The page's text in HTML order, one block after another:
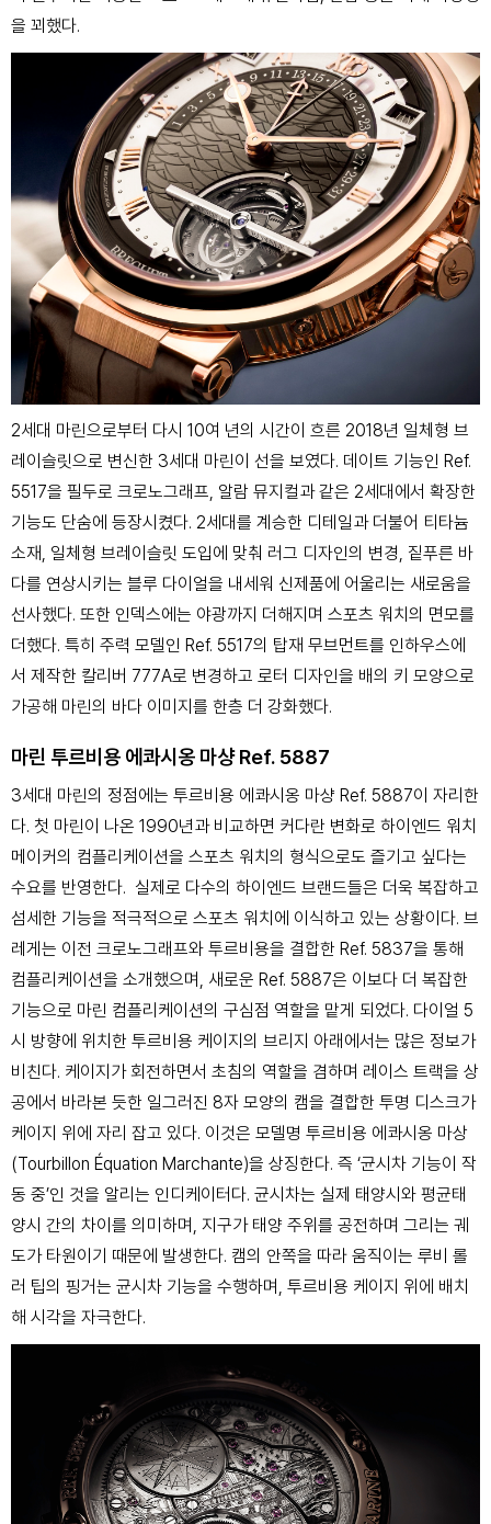
을 꾀했다.
2세대 마린으로부터 다시 10여 년의 시간이 흐른 2018년 일체형 브
레이슬릿으로 변신한 3세대 마린이 선을 보였다. 데이트 기능인 Ref.
5517을 필두로 크로노그래프, 알람 뮤지컬과 같은 2세대에서 확장한
기능도 단숨에 등장시켰다. 2세대를 계승한 디테일과 더불어 티타늄
소재, 일체형 브레이슬릿 도입에 맞춰 러그 디자인의 변경, 짙푸른 바
다를 연상시키는 블루 다이얼을 내세워 신제품에 어울리는 새로움을
선사했다. 또한 인덱스에는 야광까지 더해지며 스포츠 워치의 면모를
더했다. 특히 주력 모델인 Ref. 5517의 탑재 무브먼트를 인하우스에
서 제작한 칼리버 777A로 변경하고 로터 디자인을 배의 키 모양으로
가공해 마린의 바다 이미지를 한층 더 강화했다.
마린 투르비용 에콰시옹 마샹 Ref. 5887
3세대 마린의 정점에는 투르비용 에콰시옹 마샹 Ref. 5887이 자리한
다. 첫 마린이 나온 1990년과 비교하면 커다란 변화로 하이엔드 워치
메이커의 컴플리케이션을 스포츠 워치의 형식으로도 즐기고 싶다는
수요를 반영한다. 실제로 다수의 하이엔드 브랜드들은 더욱 복잡하고
섬세한 기능을 적극적으로 스포츠 워치에 이식하고 있는 상황이다. 브
레게는 이전 크로노그래프와 투르비용을 결합한 Ref. 5837을 통해
컴플리케이션을 소개했으며, 새로운 Ref. 5887은 이보다 더 복잡한
기능으로 마린 컴플리케이션의 구심점 역할을 맡게 되었다. 다이얼 5
시 방향에 위치한 투르비용 케이지의 브리지 아래에서는 많은 정보가
비친다. 케이지가 회전하면서 초침의 역할을 겸하며 레이스 트랙을 상
공에서 바라본 듯한 일그러진 8자 모양의 캠을 결합한 투명 디스크가
케이지 위에 자리 잡고 있다. 이것은 모델명 투르비용 에콰시옹 마상
(Tourbillon Équation Marchante)을 상징한다. 즉 ‘균시차 기능이 작
동 중’인 것을 알리는 인디케이터다. 균시차는 실제 태양시와 평균태
양시 간의 차이를 의미하며, 지구가 태양 주위를 공전하며 그리는 궤
도가 타원이기 때문에 발생한다. 캠의 안쪽을 따라 움직이는 루비 롤
러 팁의 핑거는 균시차 기능을 수행하며, 투르비용 케이지 위에 배치
해 시각을 자극한다.